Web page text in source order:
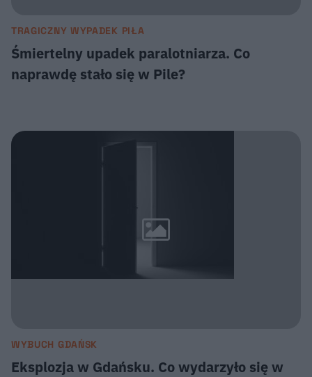
TRAGICZNY WYPADEK PIŁA
Śmiertelny upadek paralotniarza. Co
naprawdę stało się w Pile?
WYBUCH GDAŃSK
Eksplozja w Gdańsku. Co wydarzyło się w